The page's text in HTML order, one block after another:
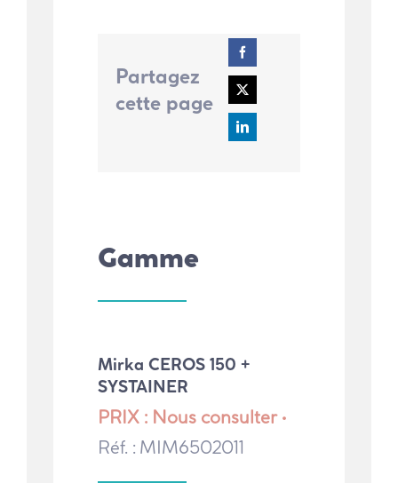
Partagez
cette page
Gamme
Mirka CEROS 150 +
SYSTAINER
PRIX : Nous consulter •
Réf. : MIM6502011